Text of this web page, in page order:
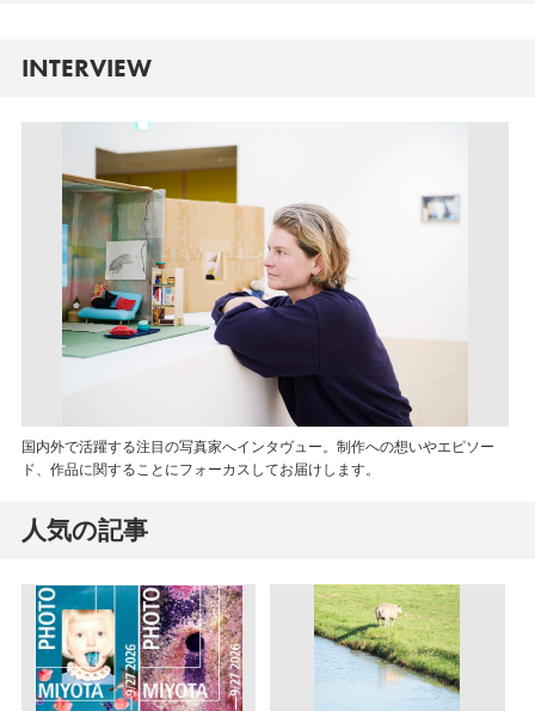
INTERVIEW
国内外で活躍する注目の写真家へインタヴュー。制作への想いやエピソー
ド、作品に関することにフォーカスしてお届けします。
人気の記事